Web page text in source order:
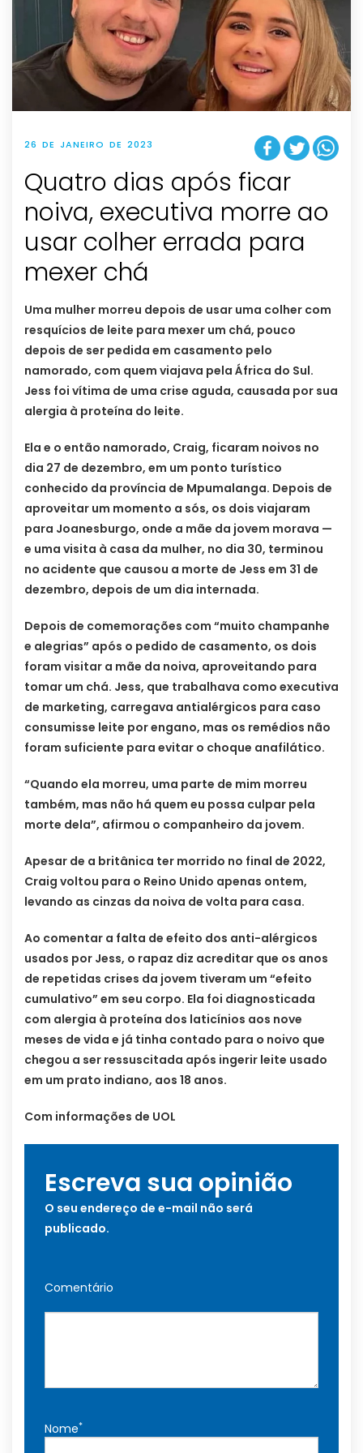
26 DE JANEIRO DE 2023
Quatro dias após ficar
noiva, executiva morre ao
usar colher errada para
mexer chá
Uma mulher morreu depois de usar uma colher com
resquícios de leite para mexer um chá, pouco
depois de ser pedida em casamento pelo
namorado, com quem viajava pela África do Sul.
Jess foi vítima de uma crise aguda, causada por sua
alergia à proteína do leite.
Ela e o então namorado, Craig, ficaram noivos no
dia 27 de dezembro, em um ponto turístico
conhecido da província de Mpumalanga. Depois de
aproveitar um momento a sós, os dois viajaram
para Joanesburgo, onde a mãe da jovem morava —
e uma visita à casa da mulher, no dia 30, terminou
no acidente que causou a morte de Jess em 31 de
dezembro, depois de um dia internada.
Depois de comemorações com “muito champanhe
e alegrias” após o pedido de casamento, os dois
foram visitar a mãe da noiva, aproveitando para
tomar um chá. Jess, que trabalhava como executiva
de marketing, carregava antialérgicos para caso
consumisse leite por engano, mas os remédios não
foram suficiente para evitar o choque anafilático.
“Quando ela morreu, uma parte de mim morreu
também, mas não há quem eu possa culpar pela
morte dela”, afirmou o companheiro da jovem.
Apesar de a britânica ter morrido no final de 2022,
Craig voltou para o Reino Unido apenas ontem,
levando as cinzas da noiva de volta para casa.
Ao comentar a falta de efeito dos anti-alérgicos
usados por Jess, o rapaz diz acreditar que os anos
de repetidas crises da jovem tiveram um “efeito
cumulativo” em seu corpo. Ela foi diagnosticada
com alergia à proteína dos laticínios aos nove
meses de vida e já tinha contado para o noivo que
chegou a ser ressuscitada após ingerir leite usado
em um prato indiano, aos 18 anos.
Com informações de UOL
Escreva sua opinião
O seu endereço de e-mail não será
publicado.
Comentário
Nome*